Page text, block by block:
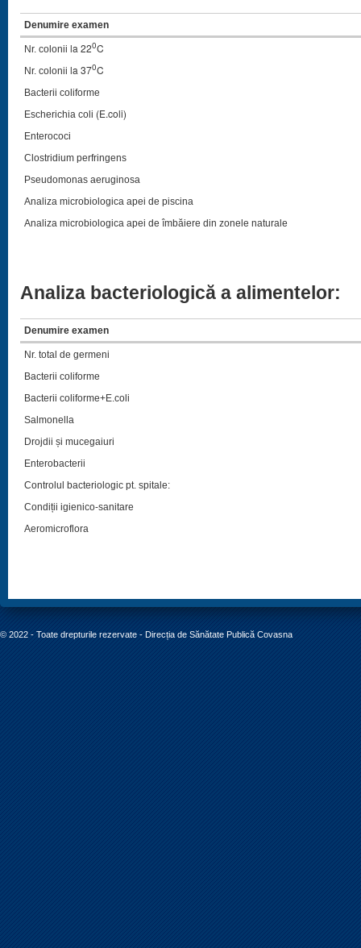
Denumire examen
Nr. colonii la 220C
Nr. colonii la 370C
Bacterii coliforme
Escherichia coli (E.coli)
Enterococi
Clostridium perfringens
Pseudomonas aeruginosa
Analiza microbiologica apei de piscina
Analiza microbiologica apei de îmbăiere din zonele naturale
Analiza bacteriologică a alimentelor:
Denumire examen
Nr. total de germeni
Bacterii coliforme
Bacterii coliforme+E.coli
Salmonella
Drojdii și mucegaiuri
Enterobacterii
Controlul bacteriologic pt. spitale:
Condiții igienico-sanitare
Aeromicroflora
© 2022 - Toate drepturile rezervate - Direcția de Sănătate Publică Covasna